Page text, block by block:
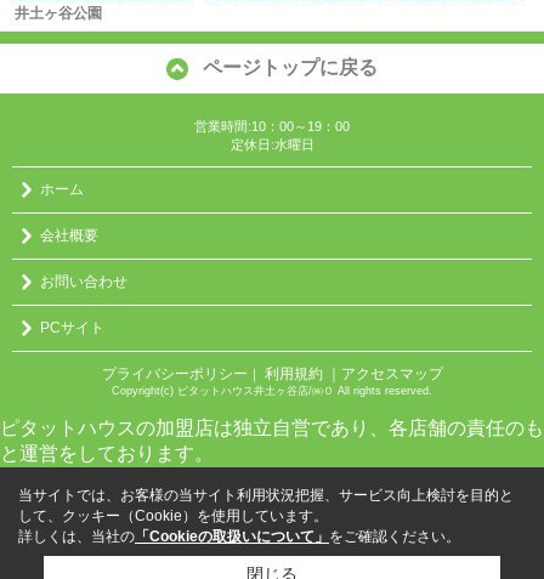
井土ヶ谷公園
ページトップに戻る
営業時間:10：00～19：00
定休日:水曜日
ホーム
会社概要
お問い合わせ
PCサイト
プライバシーポリシー ｜ 利用規約 ｜アクセスマップ
Copyright(c) ピタットハウス井土ヶ谷店/㈱０ All rights reserved.
ピタットハウスの加盟店は独立自営であり、各店舗の責任のも
と運営をしております。
当サイトでは、お客様の当サイト利用状況把握、サービス向上検討を目的と
して、クッキー（Cookie）を使用しています。
詳しくは、当社の 「Cookieの取扱いについて」 をご確認ください。
閉じる